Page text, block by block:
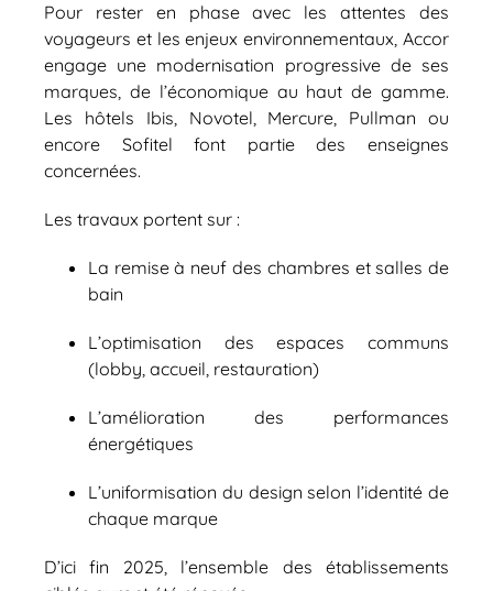
Pour rester en phase avec les attentes des
voyageurs et les enjeux environnementaux, Accor
engage une modernisation progressive de ses
marques, de l’économique au haut de gamme.
Les hôtels Ibis, Novotel, Mercure, Pullman ou
encore Sofitel font partie des enseignes
concernées.
Les travaux portent sur :
La remise à neuf des chambres et salles de
bain
L’optimisation des espaces communs
(lobby, accueil, restauration)
L’amélioration des performances
énergétiques
L’uniformisation du design selon l’identité de
chaque marque
D’ici fin 2025, l’ensemble des établissements